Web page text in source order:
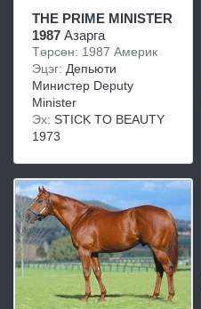
THE PRIME MINISTER
1987 Азарга
Төрсөн: 1987 Америк
Эцэг: Депьюти
Министер Deputy
Minister
Эх: STICK TO BEAUTY
1973